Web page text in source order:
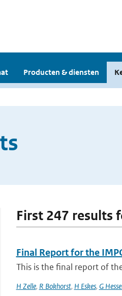
Producten & diensten
First 247 results
Final Report for the
This is the final report of
H Zelle, R Bokhorst, H Eskes, G